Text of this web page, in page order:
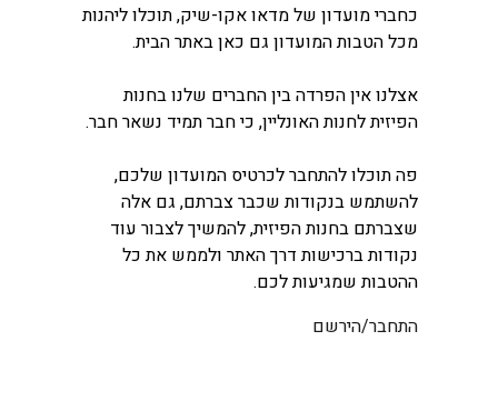
כחברי מועדון של מדאו אקו-שיק, תוכלו ליהנות
מכל הטבות המועדון גם כאן באתר הבית.
אצלנו אין הפרדה בין החברים שלנו בחנות
הפיזית לחנות האונליין, כי חבר תמיד נשאר חבר.
פה תוכלו להתחבר לכרטיס המועדון שלכם,
להשתמש בנקודות שכבר צברתם, גם אלה
שצברתם בחנות הפיזית, להמשיך לצבור עוד
נקודות ברכישות דרך האתר ולממש את כל
ההטבות שמגיעות לכם.
התחבר/הירשם